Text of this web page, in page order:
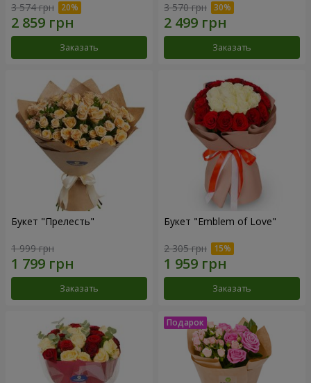
3 574 грн
Заказать
3 570 грн
Заказать
Букет "Прелесть"
1 999 грн
Заказать
Букет "Emblem of Love"
2 305 грн
Заказать